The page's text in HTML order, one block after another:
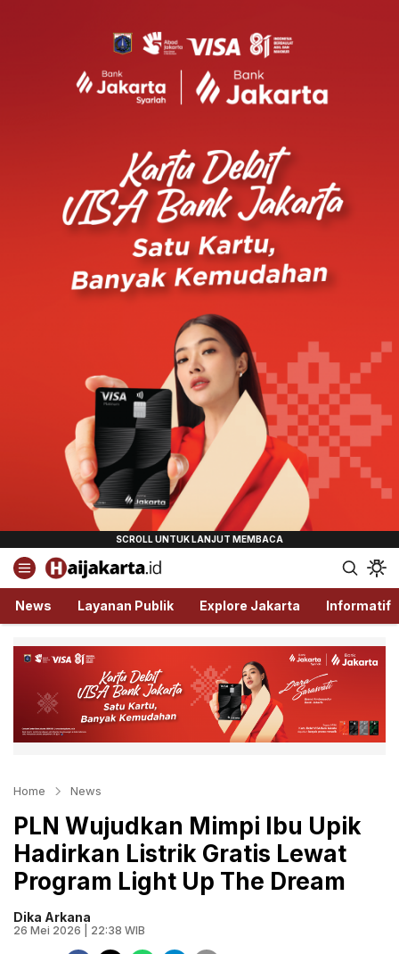
Haijakarta.id
Semua Tentang Jakarta Ada Disini!
News Layanan Publik Explore Jakarta Informatif
Home News
PLN Wujudkan Mimpi Ibu Upik
Hadirkan Listrik Gratis Lewat
Program Light Up The Dream
Dika Arkana
26 Mei 2026 | 22:38 WIB